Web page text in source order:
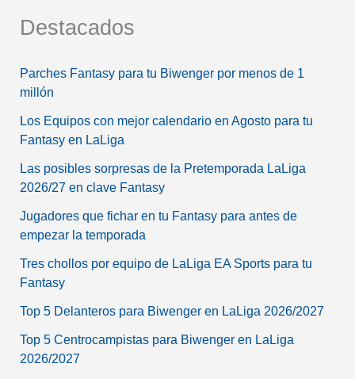
Destacados
Parches Fantasy para tu Biwenger por menos de 1
millón
Los Equipos con mejor calendario en Agosto para tu
Fantasy en LaLiga
Las posibles sorpresas de la Pretemporada LaLiga
2026/27 en clave Fantasy
Jugadores que fichar en tu Fantasy para antes de
empezar la temporada
Tres chollos por equipo de LaLiga EA Sports para tu
Fantasy
Top 5 Delanteros para Biwenger en LaLiga 2026/2027
Top 5 Centrocampistas para Biwenger en LaLiga
2026/2027